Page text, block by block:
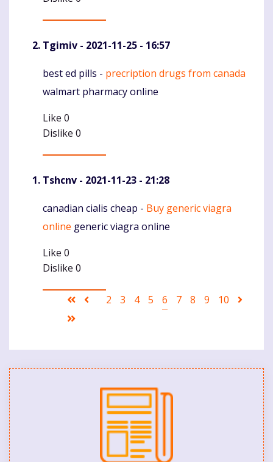
Tgimiv - 2021-11-25 - 16:57
Komentaras
best ed pills - precription drugs from canada
walmart pharmacy online
Like 0
Dislike 0
Tshcnv - 2021-11-23 - 21:28
Komentaras
canadian cialis cheap - Buy generic viagra
online generic viagra online
Like 0
Dislike 0
Pagination
First Ankstesnis
Puslapis
2 Puslapis
3 Puslapis
4 Puslapis
5
Current
6 Puslapis
7 Puslapis
8 Puslapis
9 Puslapis
10